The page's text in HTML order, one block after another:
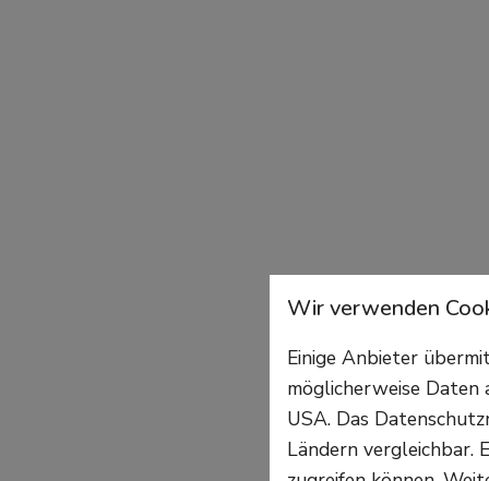
Wir verwenden
Einige Anbieter
möglicherweise
USA. Das
Ländern vergleichbar.